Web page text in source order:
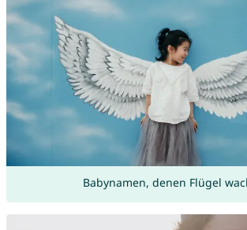
Babynamen, denen Flügel